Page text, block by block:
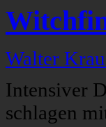
Walter
Intensiver
schlagen